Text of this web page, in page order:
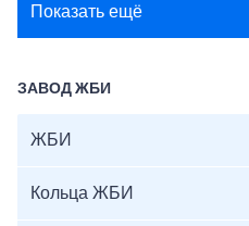
Показать ещё
ЗАВОД ЖБИ
ЖБИ
Кольца ЖБИ